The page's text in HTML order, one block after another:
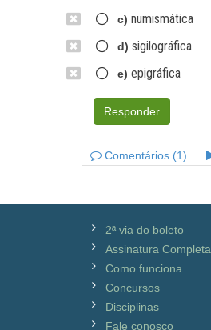
c) numismática
d) sigilográfica
e) epigráfica
Responder
Comentários (1)
2ª via do boleto
Assinatura Completa
Como funciona
Concursos
Disciplinas
Fale conosco